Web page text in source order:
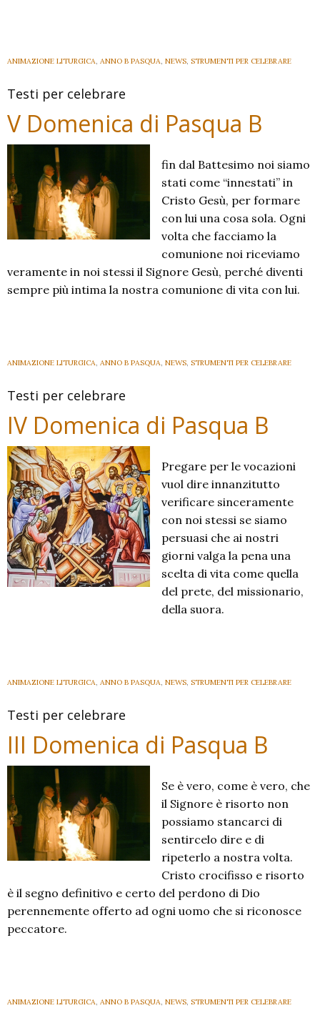
ANIMAZIONE LITURGICA, ANNO B PASQUA, NEWS, STRUMENTI PER CELEBRARE
Testi per celebrare
V Domenica di Pasqua B
fin dal Battesimo noi siamo
stati come “innestati” in
Cristo Gesù, per formare
con lui una cosa sola. Ogni
volta che facciamo la
comunione noi riceviamo
veramente in noi stessi il Signore Gesù, perché diventi
sempre più intima la nostra comunione di vita con lui.
ANIMAZIONE LITURGICA, ANNO B PASQUA, NEWS, STRUMENTI PER CELEBRARE
Testi per celebrare
IV Domenica di Pasqua B
Pregare per le vocazioni
vuol dire innanzitutto
verificare sinceramente
con noi stessi se siamo
persuasi che ai nostri
giorni valga la pena una
scelta di vita come quella
del prete, del missionario,
della suora.
ANIMAZIONE LITURGICA, ANNO B PASQUA, NEWS, STRUMENTI PER CELEBRARE
Testi per celebrare
III Domenica di Pasqua B
Se è vero, come è vero, che
il Signore è risorto non
possiamo stancarci di
sentircelo dire e di
ripeterlo a nostra volta.
Cristo crocifisso e risorto
è il segno definitivo e certo del perdono di Dio
perennemente offerto ad ogni uomo che si riconosce
peccatore.
ANIMAZIONE LITURGICA, ANNO B PASQUA, NEWS, STRUMENTI PER CELEBRARE